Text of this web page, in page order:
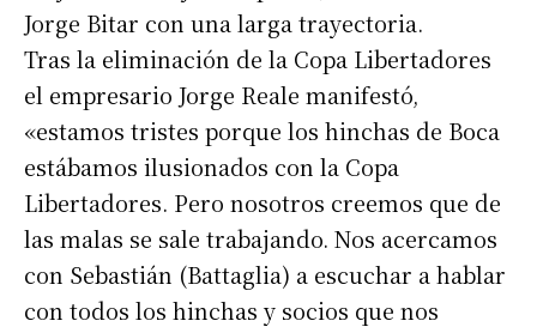
Jorge Bitar con una larga trayectoria.
Tras la eliminación de la Copa Libertadores
el empresario Jorge Reale manifestó,
«estamos tristes porque los hinchas de Boca
estábamos ilusionados con la Copa
Libertadores. Pero nosotros creemos que de
las malas se sale trabajando. Nos acercamos
con Sebastián (Battaglia) a escuchar a hablar
con todos los hinchas y socios que nos